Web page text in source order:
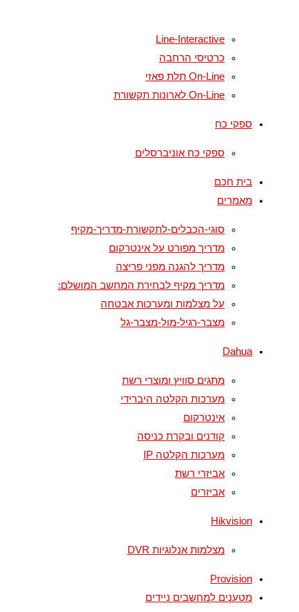
Line-Interactive
כרטיסי הרחבה
On-Line תלת פאזי
On-Line לארונות תקשורת
ספקי כח
ספקי כח אוניברסלים
בית חכם
מאמרים
סוגי-הכבלים-לתקשורת-מדריך-מקיף
מדריך מפורט על אינטרקום
מדריך להגנה מפני פריצה
מדריך מקיף לבחירת המחשב המושלם:
על מצלמות ומערכות אבטחה
מצבר-רגיל-מול-מצבר-גל
Dahua
מתגים סוויץ ומוצרי רשת
מערכות הקלטה היברידי
אינטרקום
קודנים ובקרת כניסה
מערכות הקלטה IP
אביזרי רשת
אביזרים
Hikvision
מצלמות אנלוגיות DVR
Provision
מטענים למחשבים ניידים